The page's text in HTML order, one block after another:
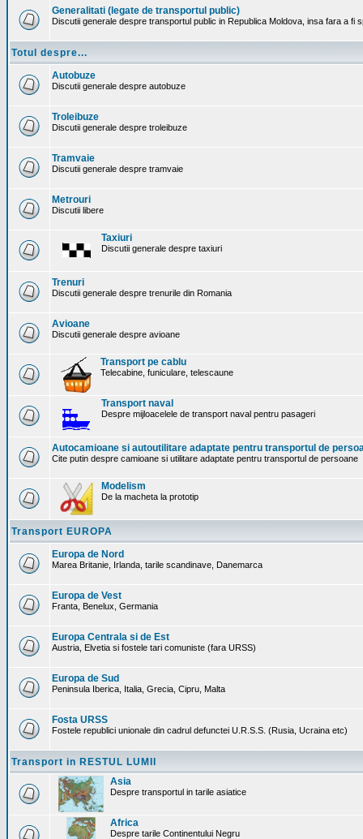
Generalitati (legate de transportul public)
Discutii generale despre transportul public in Republica Moldova, insa fara a fi
Totul despre...
Autobuze
Discutii generale despre autobuze
Troleibuze
Discutii generale despre troleibuze
Tramvaie
Discutii generale despre tramvaie
Metrouri
Discutii libere
Taxiuri
Discutii generale despre taxiuri
Trenuri
Discutii generale despre trenurile din Romania
Avioane
Discutii generale despre avioane
Transport pe cablu
Telecabine, funiculare, telescaune
Transport naval
Despre mijloacelele de transport naval pentru pasageri
Autocamioane si autoutilitare adaptate pentru transportul de
Cite putin despre camioane si utilitare adaptate pentru transportul de persoane
Modelism
De la macheta la prototip
Transport EUROPA
Europa de Nord
Marea Britanie, Irlanda, tarile scandinave, Danemarca
Europa de Vest
Franta, Benelux, Germania
Europa Centrala si de Est
Austria, Elvetia si fostele tari comuniste (fara URSS)
Europa de Sud
Peninsula Iberica, Italia, Grecia, Cipru, Malta
Fosta URSS
Fostele republici unionale din cadrul defunctei U.R.S.S. (Rusia, Ucraina etc)
Transport in RESTUL LUMII
Asia
Despre transportul in tarile asiatice
Africa
Despre tarile Continentului Negru